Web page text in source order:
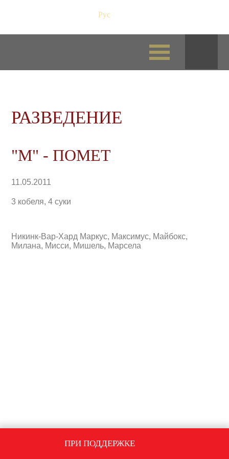
Рус
РАЗВЕДЕНИЕ
"M" - ПОМЕТ
11.05.2011
3 кобеля, 4 суки
Никинк-Вар-Хард Маркус, Максимус, Майбокс,
Милана, Мисси, Мишель, Марсела
ПРИ ПОДДЕРЖКЕ